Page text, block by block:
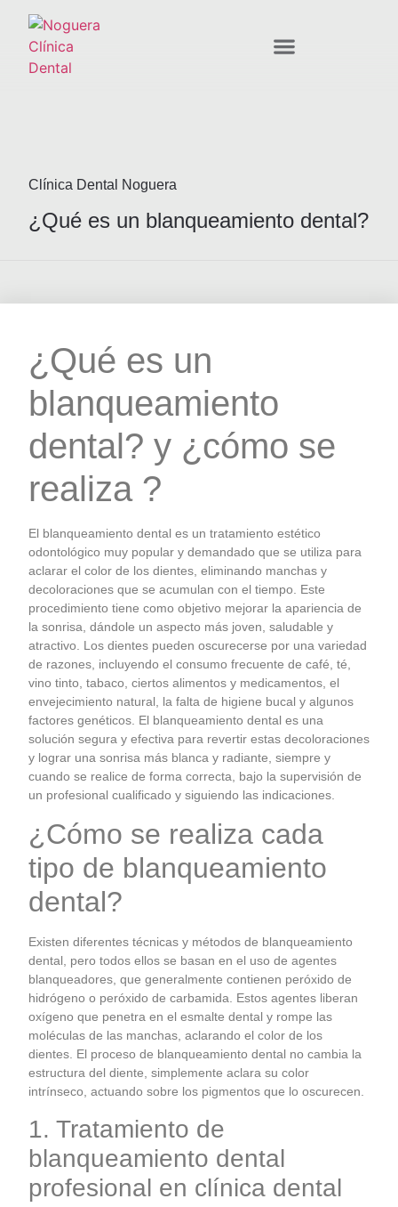
Clínica Dental Noguera
¿Qué es un blanqueamiento dental?
¿Qué es un
blanqueamiento
dental? y ¿cómo se
realiza ?
El blanqueamiento dental es un tratamiento estético
odontológico muy popular y demandado que se utiliza para
aclarar el color de los dientes, eliminando manchas y
decoloraciones que se acumulan con el tiempo. Este
procedimiento tiene como objetivo mejorar la apariencia de
la sonrisa, dándole un aspecto más joven, saludable y
atractivo. Los dientes pueden oscurecerse por una variedad
de razones, incluyendo el consumo frecuente de café, té,
vino tinto, tabaco, ciertos alimentos y medicamentos, el
envejecimiento natural, la falta de higiene bucal y algunos
factores genéticos. El blanqueamiento dental es una
solución segura y efectiva para revertir estas decoloraciones
y lograr una sonrisa más blanca y radiante, siempre y
cuando se realice de forma correcta, bajo la supervisión de
un profesional cualificado y siguiendo las indicaciones.
¿Cómo se realiza cada
tipo de blanqueamiento
dental?
Existen diferentes técnicas y métodos de blanqueamiento
dental, pero todos ellos se basan en el uso de agentes
blanqueadores, que generalmente contienen peróxido de
hidrógeno o peróxido de carbamida. Estos agentes liberan
oxígeno que penetra en el esmalte dental y rompe las
moléculas de las manchas, aclarando el color de los
dientes. El proceso de blanqueamiento dental no cambia la
estructura del diente, simplemente aclara su color
intrínseco, actuando sobre los pigmentos que lo oscurecen.
1. Tratamiento de
blanqueamiento dental
profesional en clínica dental